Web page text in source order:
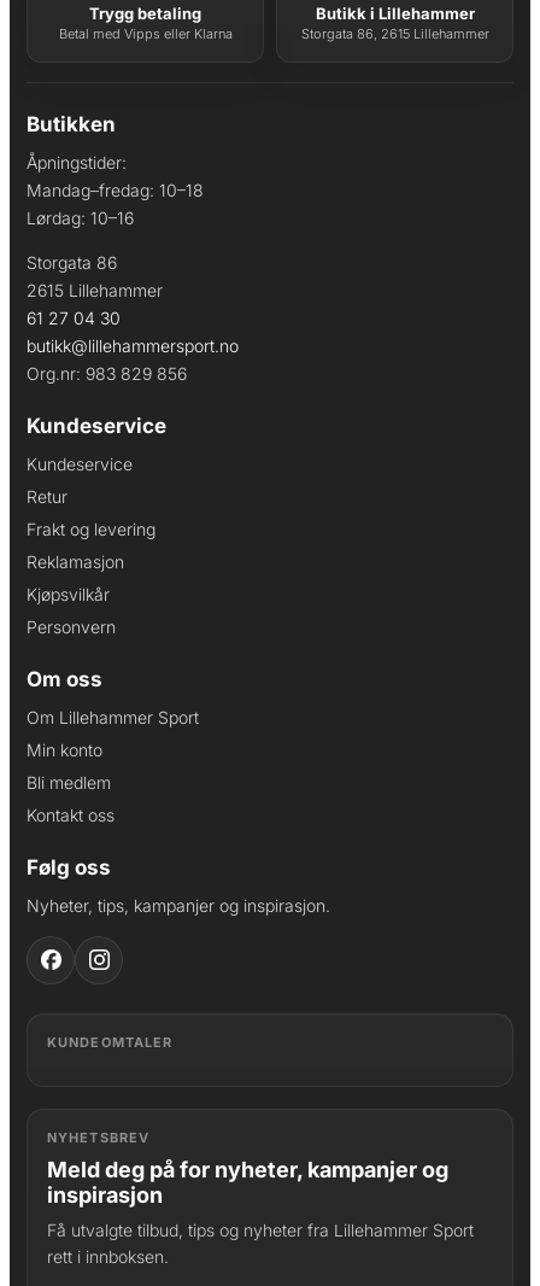
Trygg betaling
Betal med Vipps eller Klarna
Butikk i Lillehammer
Storgata 86, 2615 Lillehammer
Butikken
Åpningstider:
Mandag–fredag: 10–18
Lørdag: 10–16
Storgata 86
2615 Lillehammer
61 27 04 30
butikk@lillehammersport.no
Org.nr: 983 829 856
Kundeservice
Kundeservice
Retur
Frakt og levering
Reklamasjon
Kjøpsvilkår
Personvern
Om oss
Om Lillehammer Sport
Min konto
Bli medlem
Kontakt oss
Følg oss
Nyheter, tips, kampanjer og inspirasjon.
KUNDEOMTALER
NYHETSBREV
Meld deg på for nyheter, kampanjer og
inspirasjon
Få utvalgte tilbud, tips og nyheter fra Lillehammer Sport
rett i innboksen.